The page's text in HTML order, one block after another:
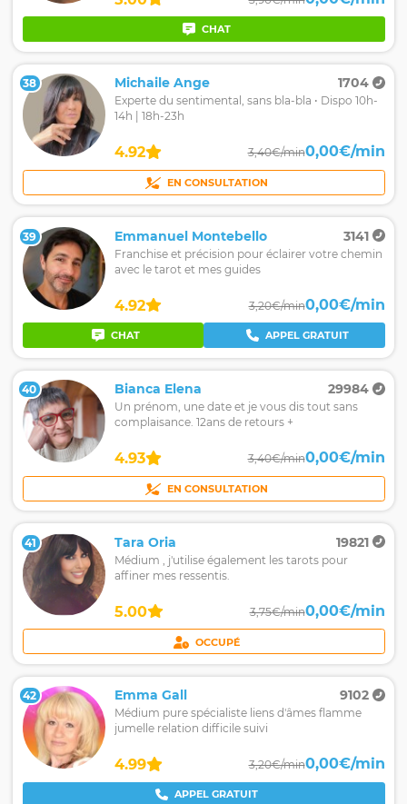
CHAT
38 Michaile Ange 1704
Experte du sentimental, sans bla-bla • Dispo 10h-
14h | 18h-23h
4.92 3,40€/min0,00€/min
EN CONSULTATION
39 Emmanuel Montebello 3141
Franchise et précision pour éclairer votre chemin
avec le tarot et mes guides
4.92 3,20€/min0,00€/min
CHAT APPEL GRATUIT
40 Bianca Elena 29984
Un prénom, une date et je vous dis tout sans
complaisance. 12ans de retours +
4.93 3,40€/min0,00€/min
EN CONSULTATION
41 Tara Oria 19821
Médium , j'utilise également les tarots pour
affiner mes ressentis.
5.00 3,75€/min0,00€/min
OCCUPÉ
42 Emma Gall 9102
Médium pure spécialiste liens d'âmes flamme
jumelle relation difficile suivi
4.99 3,20€/min0,00€/min
APPEL GRATUIT